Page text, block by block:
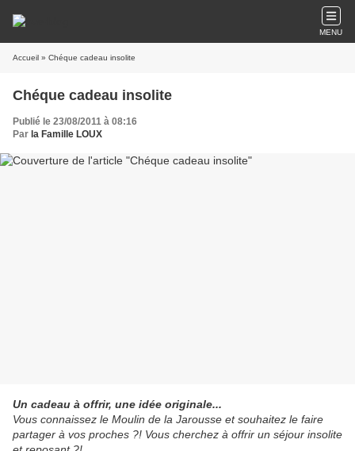
MENU
Accueil » Chéque cadeau insolite
Chéque cadeau insolite
Publié le 23/08/2011 à 08:16
Par la Famille LOUX
Un cadeau à offrir, une idée originale...
Vous connaissez le Moulin de la Jarousse et souhaitez le faire
partager à vos proches ?! Vous cherchez à offrir un séjour insolite